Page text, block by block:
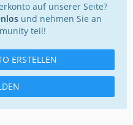
auf unserer Seite?
und nehmen Sie an
teil!
ERSTELLEN